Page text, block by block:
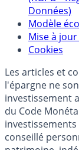
Données)
Modèle
Mise à
Cookies
Les articles et
l'épargne ne
investissement
du Code
conseillé